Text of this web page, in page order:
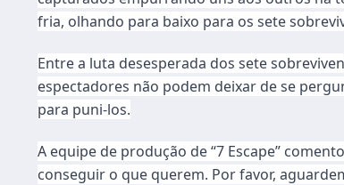
fria, olhando para baixo para os sete
Entre a luta desesperada dos sete
espectadores não podem deixar de se
para puni-los.
A equipe de produção de “7 Escape”
conseguir o que querem. Por favor,